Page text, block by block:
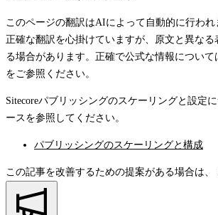
このページの翻訳はAIによって自動的に行われ
正確な翻訳を心掛けていますが、原文と異な
る場合があります。正確で公式な情報について
をご参照ください。
Sitecoreパブリッシングのスケーリングと設定
ースを参照してください。
パブリッシングのスケーリングと構成
この記事を改善するための提案がある場合は、